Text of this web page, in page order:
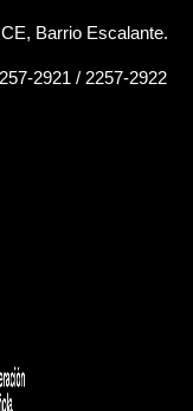
Barrio Escalante.
2921 / 2257-2922